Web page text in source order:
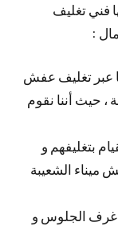
فني تغليف
:
عبر تغليف عفش
، حيث أننا نقوم
بتغليفهم و
ميناء الشعيبة
غرف الجلوس و